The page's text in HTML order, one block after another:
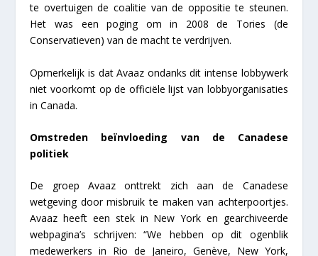
te overtuigen de coalitie van de oppositie te steunen.
Het was een poging om in 2008 de Tories (de
Conservatieven) van de macht te verdrijven.
Opmerkelijk is dat Avaaz ondanks dit intense lobbywerk
niet voorkomt op de officiële lijst van lobbyorganisaties
in Canada.
Omstreden beïnvloeding van de Canadese
politiek
De groep Avaaz onttrekt zich aan de Canadese
wetgeving door misbruik te maken van achterpoortjes.
Avaaz heeft een stek in New York en gearchiveerde
webpagina’s schrijven: “We hebben op dit ogenblik
medewerkers in Rio de Janeiro, Genève, New York,